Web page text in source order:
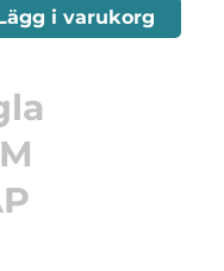
i varukorg